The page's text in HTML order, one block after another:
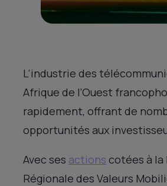
L’industrie des
Afrique de l’Ouest
rapidement, offrant de
opportunités aux
Avec ses actions cotées à la
Régionale des Valeurs